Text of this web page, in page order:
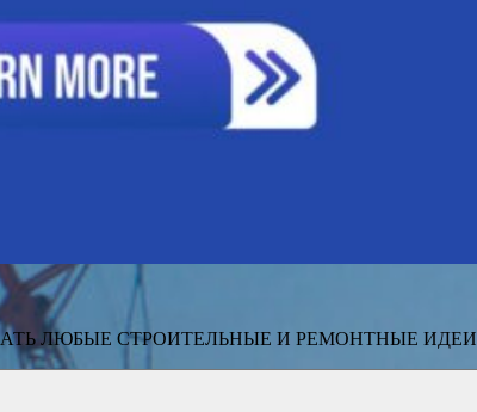
ЛЮБЫЕ СТРОИТЕЛЬНЫЕ И РЕМОНТНЫЕ ИДЕИ